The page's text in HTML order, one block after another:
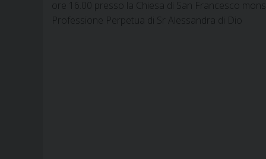
ore 16.00 presso la Chiesa di San Francesco
Professione Perpetua di Sr Alessandra di Dio